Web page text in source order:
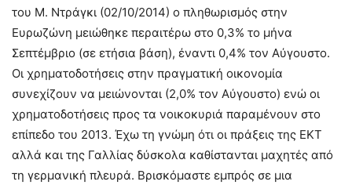
του Μ. Ντράγκι (02/10/2014) ο πληθωρισμός στην
Ευρωζώνη μειώθηκε περαιτέρω στο 0,3% το μήνα
Σεπτέμβριο (σε ετήσια βάση), έναντι 0,4% τον Αύγουστο.
Οι χρηματοδοτήσεις στην πραγματική οικονομία
συνεχίζουν να μειώνονται (2,0% τον Αύγουστο) ενώ οι
χρηματοδοτήσεις προς τα νοικοκυριά παραμένουν στο
επίπεδο του 2013. Έχω τη γνώμη ότι οι πράξεις της ΕΚΤ
αλλά και της Γαλλίας δύσκολα καθίστανται μαχητές από
τη γερμανική πλευρά. Βρισκόμαστε εμπρός σε μια